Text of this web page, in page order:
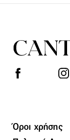
Όροι χρήσης